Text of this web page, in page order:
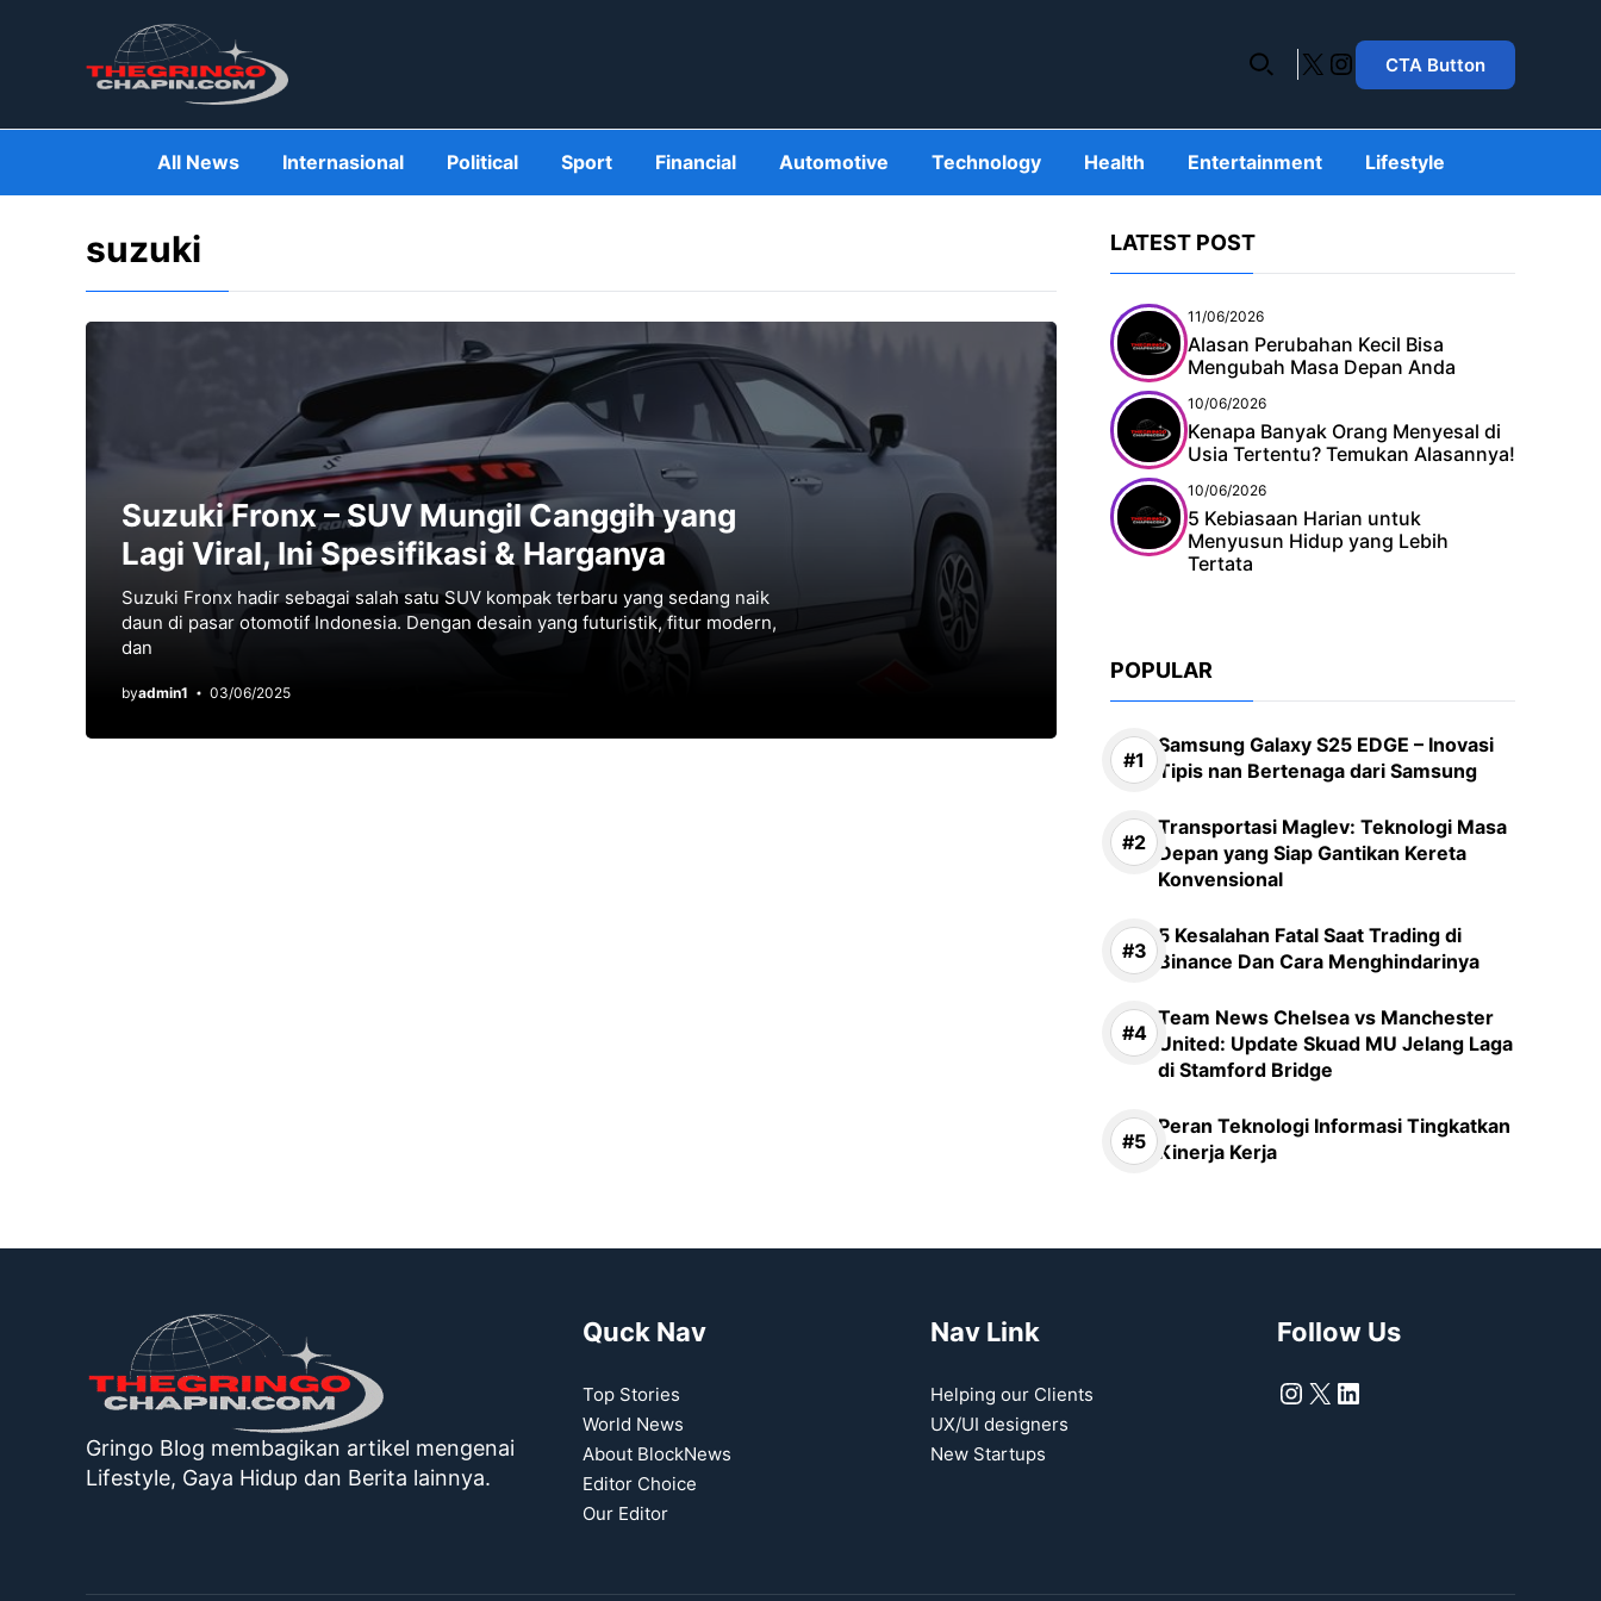
X Instagram
CTA Button
All News Internasional Political Sport Financial Automotive Technology Health Entertainment Lifestyle
suzuki
Suzuki Fronx – SUV Mungil Canggih yang
Lagi Viral, Ini Spesifikasi & Harganya
Suzuki Fronx hadir sebagai salah satu SUV kompak terbaru yang sedang naik
daun di pasar otomotif Indonesia. Dengan desain yang futuristik, fitur modern,
dan
byadmin1 03/06/2025
LATEST POST
11/06/2026
Alasan Perubahan Kecil Bisa
Mengubah Masa Depan Anda
10/06/2026
Kenapa Banyak Orang Menyesal di
Usia Tertentu? Temukan Alasannya!
10/06/2026
5 Kebiasaan Harian untuk
Menyusun Hidup yang Lebih
Tertata
POPULAR
Samsung Galaxy S25 EDGE – Inovasi
Tipis nan Bertenaga dari Samsung
Transportasi Maglev: Teknologi Masa
Depan yang Siap Gantikan Kereta
Konvensional
5 Kesalahan Fatal Saat Trading di
Binance Dan Cara Menghindarinya
Team News Chelsea vs Manchester
United: Update Skuad MU Jelang Laga
di Stamford Bridge
Peran Teknologi Informasi Tingkatkan
Kinerja Kerja
Gringo Blog membagikan artikel mengenai
Lifestyle, Gaya Hidup dan Berita lainnya.
Quck Nav
Top Stories
World News
About BlockNews
Editor Choice
Our Editor
Nav Link
Helping our Clients
UX/UI designers
New Startups
Follow Us
Instagram
X LinkedIn